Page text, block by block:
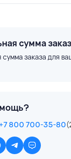
сумма
заказа для
800 700-35-80